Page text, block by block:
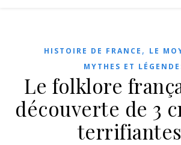
HISTOIRE DE FRANCE , LE
MYTHES ET
Le folklore
découverte de 3